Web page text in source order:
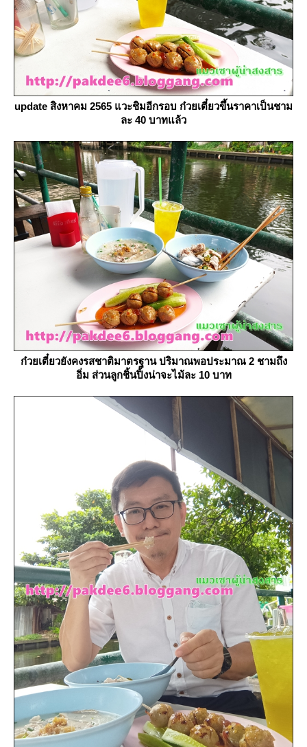
update สิงหาคม 2565 แวะชิมอีกรอบ ก๋วยเตี๋ยวขึ้นราคาเป็นชาม
ละ 40 บาทแล้ว
ก๋วยเตี๋ยวยังคงรสชาติมาตรฐาน ปริมาณพอประมาณ 2 ชามถึง
อิ่ม ส่วนลูกชิ้นปิ้งน่าจะไม้ละ 10 บาท